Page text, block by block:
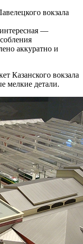
вокзала
—
аккуратно и
Казанского вокзала
мелкие детали.